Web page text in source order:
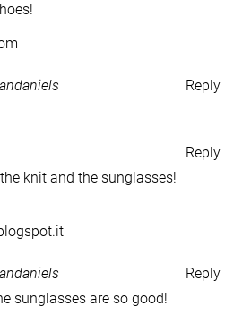
Reply
Reply
knit and the sunglasses!
Reply
sunglasses are so good!